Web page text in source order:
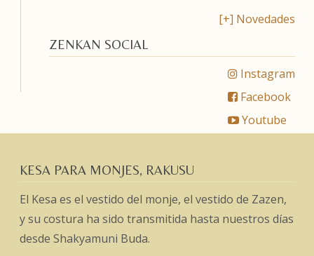
[+] Novedades
ZENKAN SOCIAL
Instagram
Facebook
Youtube
KESA PARA MONJES, RAKUSU
El Kesa es el vestido del monje, el vestido de Zazen,
y su costura ha sido transmitida hasta nuestros días
desde Shakyamuni Buda.